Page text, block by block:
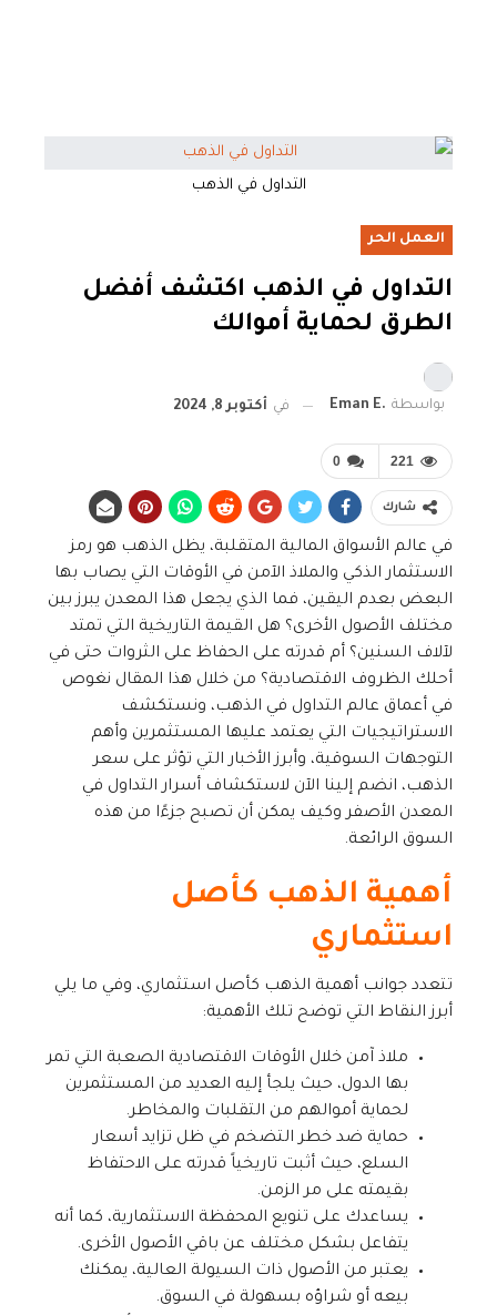
التداول في الذهب
العمل الحر
التداول في الذهب اكتشف أفضل
الطرق لحماية أموالك
بواسطة .Eman E في أكتوبر 8, 2024
0 221
شارك
في عالم الأسواق المالية المتقلبة، يظل الذهب هو رمز
الاستثمار الذكي والملاذ الآمن في الأوقات التي يصاب بها
البعض بعدم اليقين، فما الذي يجعل هذا المعدن يبرز بين
مختلف الأصول الأخرى؟ هل القيمة التاريخية التي تمتد
لآلاف السنين؟ أم قدرته على الحفاظ على الثروات حتى في
أحلك الظروف الاقتصادية؟ من خلال هذا المقال نغوص
في أعماق عالم التداول في الذهب، ونستكشف
الاستراتيجيات التي يعتمد عليها المستثمرين وأهم
التوجهات السوقية، وأبرز الأخبار التي تؤثر على سعر
الذهب، انضم إلينا الآن لاستكشاف أسرار التداول في
المعدن الأصفر وكيف يمكن أن تصبح جزءًا من هذه
السوق الرائعة.
أهمية الذهب كأصل
استثماري
تتعدد جوانب أهمية الذهب كأصل استثماري، وفي ما يلي
أبرز النقاط التي توضح تلك الأهمية:
ملاذ آمن خلال الأوقات الاقتصادية الصعبة التي تمر
بها الدول، حيث يلجأ إليه العديد من المستثمرين
لحماية أموالهم من التقلبات والمخاطر.
حماية ضد خطر التضخم في ظل تزايد أسعار
السلع، حيث أثبت تاريخياً قدرته على الاحتفاظ
بقيمته على مر الزمن.
يساعدك على تنويع المحفظة الاستثمارية، كما أنه
يتفاعل بشكل مختلف عن باقي الأصول الأخرى.
يعتبر من الأصول ذات السيولة العالية، يمكنك
بيعه أو شراؤه بسهولة في السوق.